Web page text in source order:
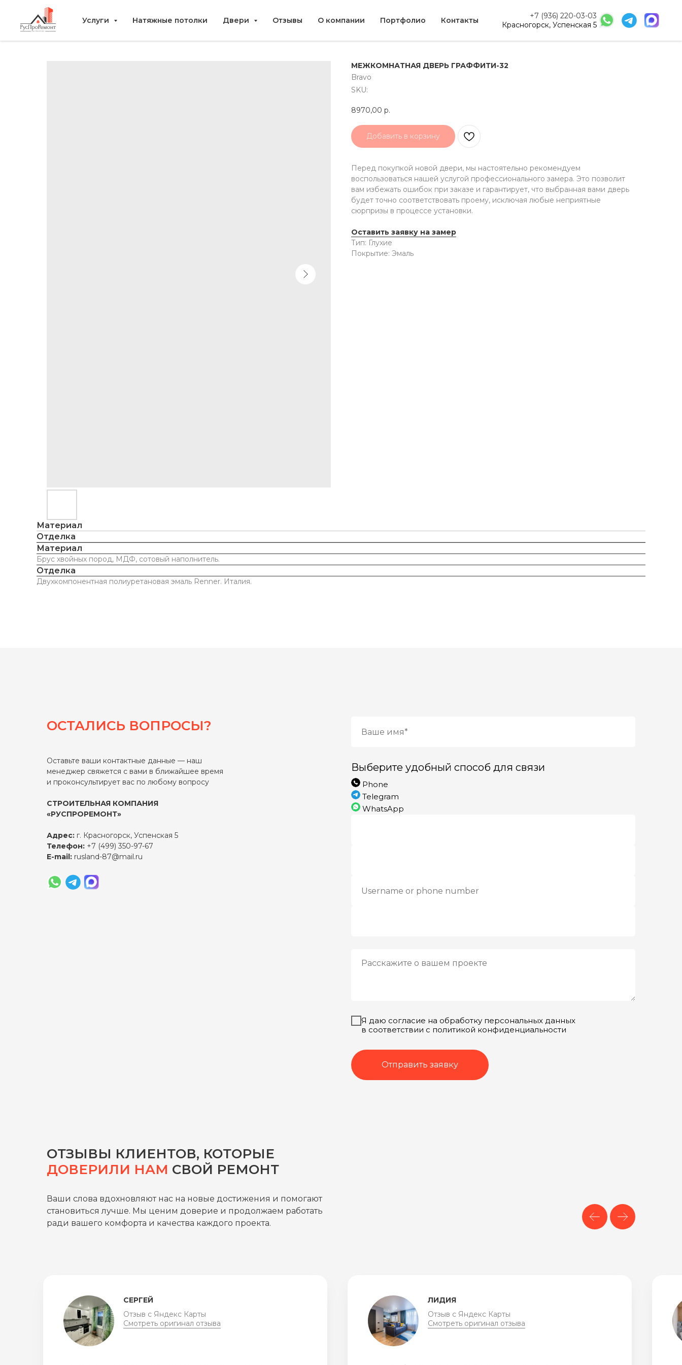
Услуги Натяжные потолки Двери Отзывы О компании Портфолио Контакты
+7 (936) 220-03-03
Красногорск, Успенская 5
МЕЖКОМНАТНАЯ ДВЕРЬ ГРАФФИТИ-32
Bravo
SKU:
8970,00 р.
Добавить в корзину
Перед покупкой новой двери, мы настоятельно рекомендуем
воспользоваться нашей услугой профессионального замера. Это позволит
вам избежать ошибок при заказе и гарантирует, что выбранная вами дверь
будет точно соответствовать проему, исключая любые неприятные
сюрпризы в процессе установки.
Оставить заявку на замер
Тип: Глухие
Покрытие: Эмаль
Материал
Отделка
Материал
Брус хвойных пород, МДФ, сотовый наполнитель.
Отделка
Двухкомпонентная полиуретановая эмаль Renner. Италия.
ОСТАЛИСЬ ВОПРОСЫ?
Оставьте ваши контактные данные — наш
менеджер свяжется с вами в ближайшее время
и проконсультирует вас по любому вопросу
СТРОИТЕЛЬНАЯ КОМПАНИЯ
«РУСПРОРЕМОНТ»
Адрес: г. Красногорск, Успенская 5
Телефон: +7 (499) 350-97-67
E-mail: rusland-87@mail.ru
Выберите удобный способ для связи
Phone
Telegram
WhatsApp
Я даю согласие на обработку персональных данных
в соответствии с политикой конфиденциальности
Отправить заявку
ОТЗЫВЫ КЛИЕНТОВ, КОТОРЫЕ
ДОВЕРИЛИ НАМ СВОЙ РЕМОНТ
Ваши слова вдохновляют нас на новые достижения и помогают
становиться лучше. Мы ценим доверие и продолжаем работать
ради вашего комфорта и качества каждого проекта.
ЛИДИЯ
Отзыв с Яндекс Карты
Смотреть оригинал отзыва
ЮЛИЯ
Отзыв с Яндекс Карты
Смотреть оригинал отзыва